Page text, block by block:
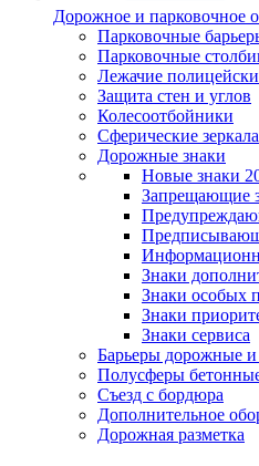
Дорожное и парковочное
Парковочные
Парковочные
Лежачие
Защита стен и углов
Колесоотбойники
Сферические зеркала
Дорожные знаки
Новые знаки
Запрещающие
Знаки
Знаки особых
Знаки
Знаки сервиса
Барьеры дорожные
Полусферы
Съезд с бордюра
Дополнительное
Дорожная разметка